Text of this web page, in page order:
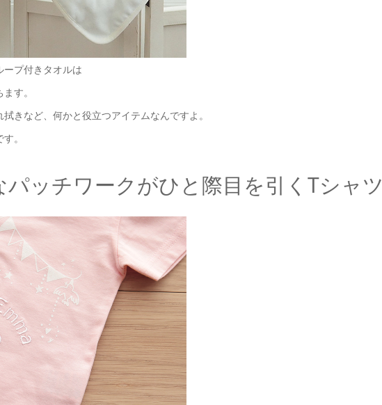
プ付きタオルは
す。
きなど、何かと役立つアイテムなんですよ。
。
ッチワークがひと際目を引くTシャツ